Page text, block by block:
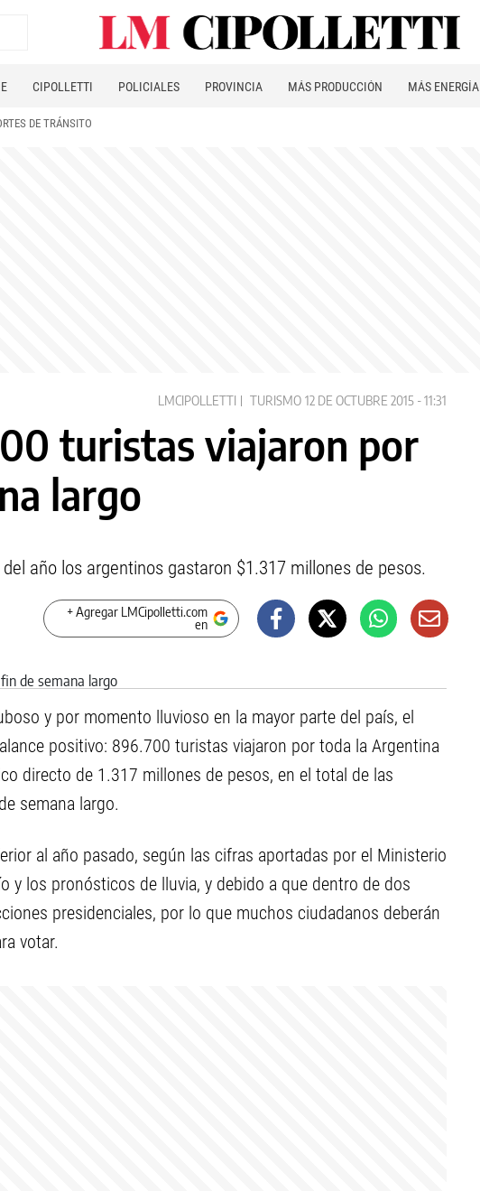
CIPOLLETTI POLICIALES PROVINCIA MÁS PRODUCCIÓN MÁS ENERGÍA
DE TRÁNSITO
LMCIPOLLETTI TURISMO 12 DE OCTUBRE 2015 - 11:31
turistas viajaron por
largo
año los argentinos gastaron $1.317 millones de pesos.
+ Agregar LMCipolletti.com
en
y por momento lluvioso en la mayor parte del país, el
positivo: 896.700 turistas viajaron por toda la Argentina
directo de 1.317 millones de pesos, en el total de las
semana largo.
al año pasado, según las cifras aportadas por el Ministerio
y los pronósticos de lluvia, y debido a que dentro de dos
presidenciales, por lo que muchos ciudadanos deberán
votar.